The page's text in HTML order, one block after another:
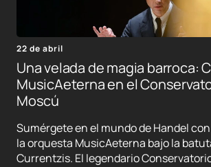
22 de abril
Una velada de magia barroca:
MusicAeterna en el
Moscú
Sumérgete en el mundo de Handel
la orquesta MusicAeterna bajo la
Currentzis. El legendario